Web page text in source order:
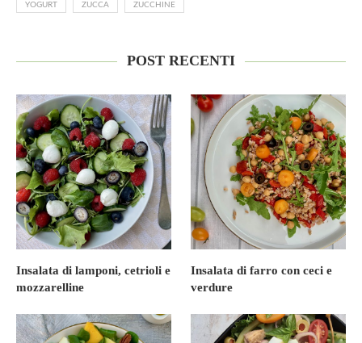
YOGURT ZUCCA ZUCCHINE
POST RECENTI
Insalata di lamponi, cetrioli e
mozzarelline
Insalata di farro con ceci e
verdure